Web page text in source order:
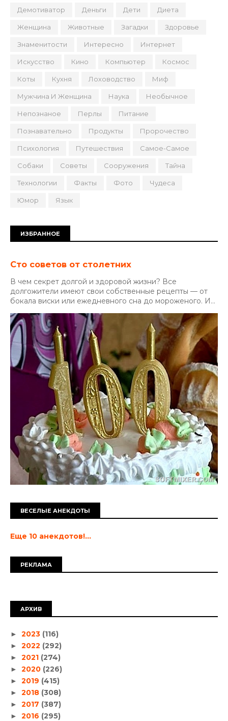
Демотиватор Деньги Дети Диета
Женщина Животные Загадки Здоровье
Знаменитости Интересно Интернет
Искусство Кино Компьютер Космос
Коты Кухня Лоховодство Миф
Мужчина И Женщина Наука Необычное
Непознаное Перлы Питание
Познавательно Продукты Пророчество
Психология Путешествия Самое-Самое
Собаки Советы Сооружения Тайна
Технологии Факты Фото Чудеса
Юмор Язык
ИЗБРАННОЕ
Сто советов от столетних
В чем секрет долгой и здоровой жизни? Все
долгожители имеют свои собственные рецепты — от
бокала виски или ежедневного сна до мороженого. И...
ВЕСЕЛЫЕ АНЕКДОТЫ
Еще 10 анекдотов!...
РЕКЛАМА
АРХИВ
► 2023 (116)
► 2022 (292)
► 2021 (274)
► 2020 (226)
► 2019 (415)
► 2018 (308)
► 2017 (387)
► 2016 (295)